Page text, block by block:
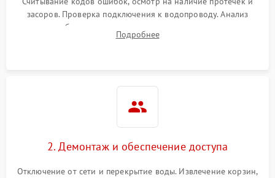
засоров. Проверка подключения к водопроводу. Анализ
жалоб на отсутствие слива, нагрева, вращения
разбрызгивателей или срабатывание системы защиты
Подробнее
2. Демонтаж и обеспечение доступа
Отключение от сети и перекрытие воды. Извлечение корзин,